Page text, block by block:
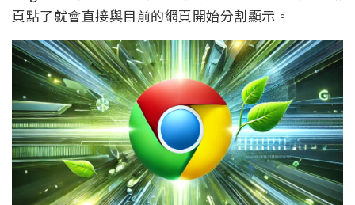
頁點了就會直接與目前的網頁開始分割顯示。